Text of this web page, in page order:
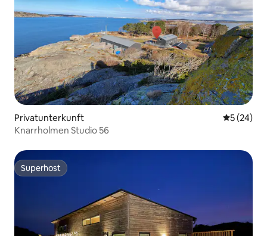
Privatunterkunft
5 (24)
Knarrholmen Studio 56
Superhost
Superhost